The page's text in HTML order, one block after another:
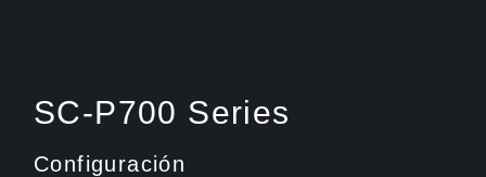
SC-P700 Series
Configuración